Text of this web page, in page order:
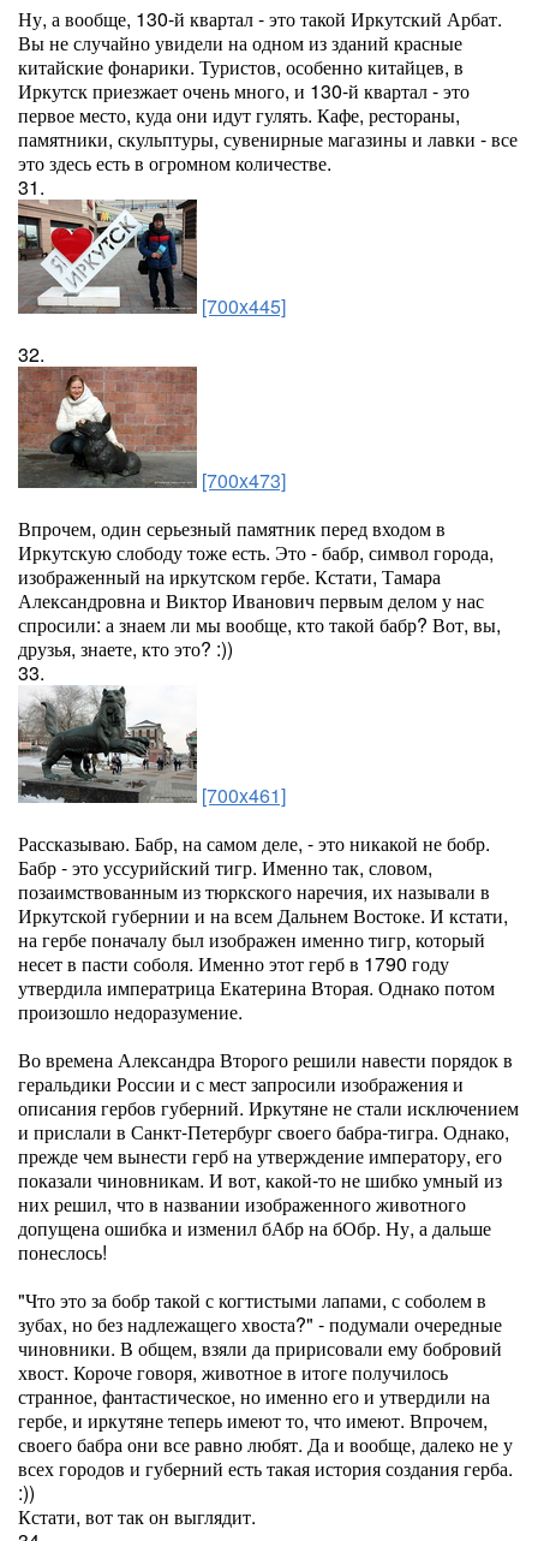
Ну, а вообще, 130-й квартал - это такой Иркутский Арбат.
Вы не случайно увидели на одном из зданий красные
китайские фонарики. Туристов, особенно китайцев, в
Иркутск приезжает очень много, и 130-й квартал - это
первое место, куда они идут гулять. Кафе, рестораны,
памятники, скульптуры, сувенирные магазины и лавки - все
это здесь есть в огромном количестве.
31.
[700x445]
32.
[700x473]
Впрочем, один серьезный памятник перед входом в
Иркутскую слободу тоже есть. Это - бабр, символ города,
изображенный на иркутском гербе. Кстати, Тамара
Александровна и Виктор Иванович первым делом у нас
спросили: а знаем ли мы вообще, кто такой бабр? Вот, вы,
друзья, знаете, кто это? :))
33.
[700x461]
Рассказываю. Бабр, на самом деле, - это никакой не бобр.
Бабр - это уссурийский тигр. Именно так, словом,
позаимствованным из тюркского наречия, их называли в
Иркутской губернии и на всем Дальнем Востоке. И кстати,
на гербе поначалу был изображен именно тигр, который
несет в пасти соболя. Именно этот герб в 1790 году
утвердила императрица Екатерина Вторая. Однако потом
произошло недоразумение.
Во времена Александра Второго решили навести порядок в
геральдики России и с мест запросили изображения и
описания гербов губерний. Иркутяне не стали исключением
и прислали в Санкт-Петербург своего бабра-тигра. Однако,
прежде чем вынести герб на утверждение императору, его
показали чиновникам. И вот, какой-то не шибко умный из
них решил, что в названии изображенного животного
допущена ошибка и изменил бАбр на бОбр. Ну, а дальше
понеслось!
"Что это за бобр такой с когтистыми лапами, с соболем в
зубах, но без надлежащего хвоста?" - подумали очередные
чиновники. В общем, взяли да пририсовали ему бобровий
хвост. Короче говоря, животное в итоге получилось
странное, фантастическое, но именно его и утвердили на
гербе, и иркутяне теперь имеют то, что имеют. Впрочем,
своего бабра они все равно любят. Да и вообще, далеко не у
всех городов и губерний есть такая история создания герба.
:))
Кстати, вот так он выглядит.